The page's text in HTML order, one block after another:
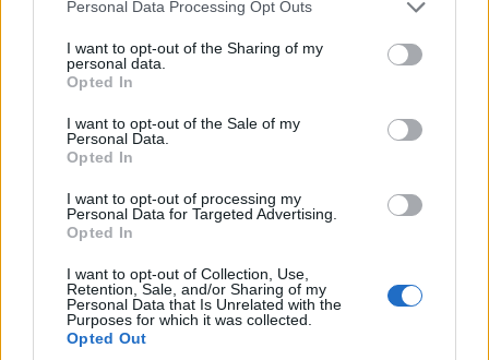
Personal Data Processing Opt Outs
I want to opt-out of the Sharing of my
personal data.
Opted In
I want to opt-out of the Sale of my
Personal Data.
Opted In
I want to opt-out of processing my
Personal Data for Targeted Advertising.
Opted In
I want to opt-out of Collection, Use,
Retention, Sale, and/or Sharing of my
Personal Data that Is Unrelated with the
Purposes for which it was collected.
Opted Out
(ΣΕΚ), κ.Αλκιβιάδης Καλαμπόκης
, επισήμανε: «Ο
του εμμένει στη συνένωση των δυνάμεων όλων
των εμπλεκομένων στον εξαγωγικό στίβο φορέων
και μόνο θετικά θα μπορούσε να ανταποκριθεί
στην πρωτοβουλία αυτή του ΣΕΒ για τη χάραξη
κοινής στρατηγικής για την ενίσχυση της
εξωστρέφειας. Σε έναν κλάδο υψηλών
απαιτήσεων και έντονου ανταγωνισμού,
την υποστήριξη των εξαγωγικών επιχειρήσεων
και την ενδυνάμωση της παρουσίας τους στις
διεθνείς αγορές».